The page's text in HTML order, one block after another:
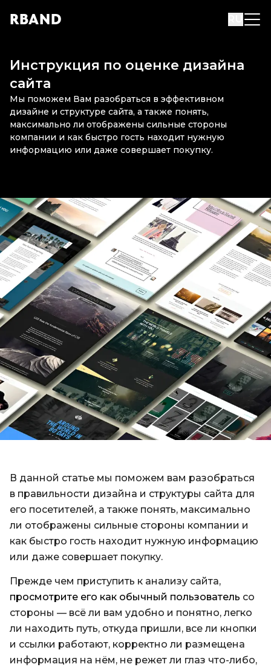
RBAND
Инструкция по оценке дизайна
сайта
Мы поможем Вам разобраться в эффективном
дизайне и структуре сайта, а также понять,
максимально ли отображены сильные стороны
компании и как быстро гость находит нужную
информацию или даже совершает покупку.
В данной статье мы поможем вам разобраться
в правильности дизайна и структуры сайта для
его посетителей, а также понять, максимально
ли отображены сильные стороны компании и
как быстро гость находит нужную информацию
или даже совершает покупку.
Прежде чем приступить к анализу сайта,
просмотрите его как обычный пользователь со
стороны — всё ли вам удобно и понятно, легко
ли находить путь, откуда пришли, все ли кнопки
и ссылки работают, корректно ли размещена
информация на нём, не режет ли глаз что-либо,